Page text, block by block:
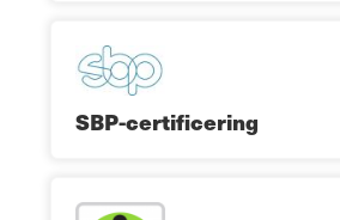
SBP-certificering